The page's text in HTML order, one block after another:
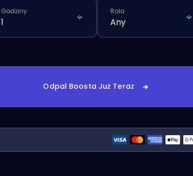
Godziny
1
Rola
Any
Odpal Boosta Już Teraz